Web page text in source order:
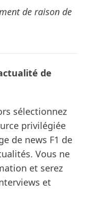
de raison de
de
sélectionnez
privilégiée
de news F1 de
Vous ne
et serez
et